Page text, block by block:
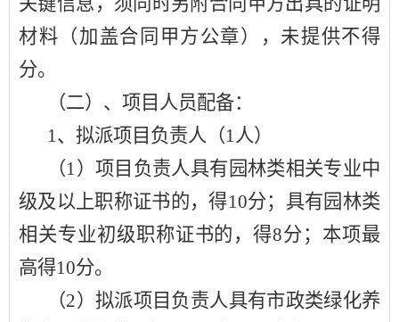
材料（加盖合同甲方公章），未提供不得
分。
（二）、项目人员配备：
1、拟派项目负责人（1人）
（1）项目负责人具有园林类相关专业中
级及以上职称证书的，得10分；具有园林类
相关专业初级职称证书的，得8分；本项最
高得10分。
（2）拟派项目负责人具有市政类绿化养